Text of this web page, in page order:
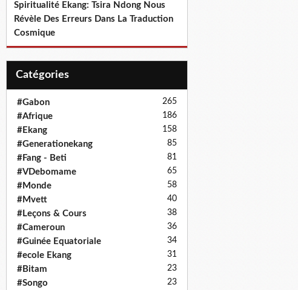
Spiritualité Ekang: Tsira Ndong Nous
Révèle Des Erreurs Dans La Traduction
Cosmique
Catégories
#Gabon 265
#Afrique 186
#Ekang 158
#Generationekang 85
#Fang - Beti 81
#VDebomame 65
#Monde 58
#Mvett 40
#Leçons & Cours 38
#Cameroun 36
#Guinée Equatoriale 34
#ecole Ekang 31
#Bitam 23
#Songo 23